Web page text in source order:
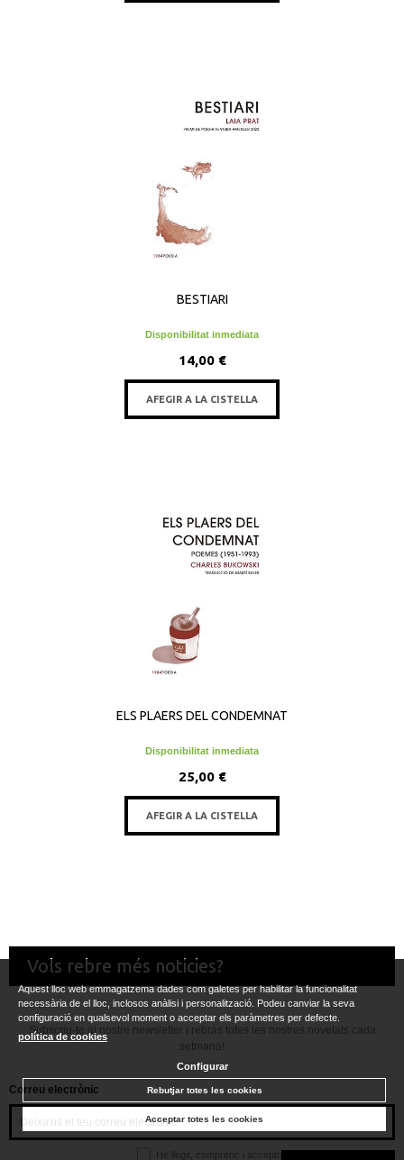
BESTIARI
Disponibilitat inmediata
14,00 €
AFEGIR A LA CISTELLA
ELS PLAERS DEL CONDEMNAT
Disponibilitat inmediata
25,00 €
AFEGIR A LA CISTELLA
Vols rebre més noticies?
Subscriu-te al nostre newsletter i rebràs totes les nostres novetats cada
setmana!
Correu electrònic
He llegit, comprenc i accepto la
Aquest lloc web emmagatzema dades com galetes per habilitar la funcionalitat
necessària de el lloc, inclosos anàlisi i personalització. Podeu canviar la seva
configuració en qualsevol moment o acceptar els paràmetres per defecte.
política de cookies
Configurar
Rebutjar totes les cookies
Acceptar totes les cookies